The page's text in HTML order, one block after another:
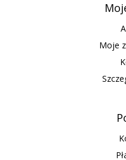
Moje